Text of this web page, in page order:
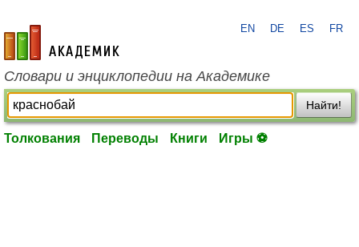
academic.ru
EN DE ES FR
Словари и энциклопедии на Академике
Найти!
Толкования Переводы Книги Игры ⚽